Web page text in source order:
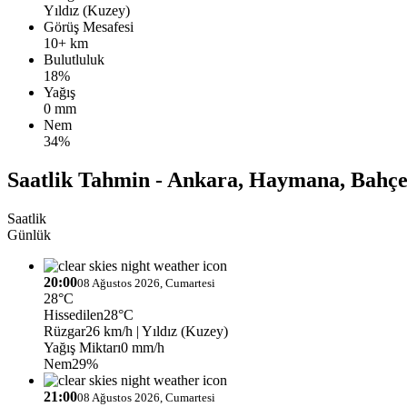
Yıldız (Kuzey)
Görüş Mesafesi
10+ km
Bulutluluk
18%
Yağış
0 mm
Nem
34%
Saatlik Tahmin - Ankara, Haymana,
Saatlik
Günlük
20:0008 Ağustos 2026, Cumartesi
28°C
Hissedilen28°C
Rüzgar26 km/h | Yıldız (Kuzey)
Yağış Miktarı0 mm/h
Nem29%
21:0008 Ağustos 2026, Cumartesi